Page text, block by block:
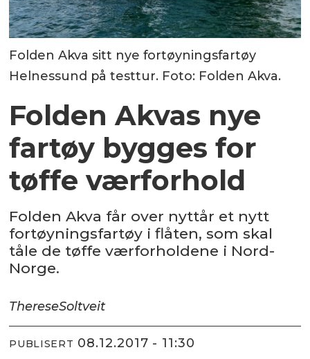
Folden Akva sitt nye fortøyningsfartøy
Helnessund på testtur. Foto: Folden Akva.
Folden Akvas nye
fartøy bygges for
tøffe værforhold
Folden Akva får over nyttår et nytt
fortøyningsfartøy i flåten, som skal
tåle de tøffe værforholdene i Nord-
Norge.
ThereseSoltveit
PUBLISERT 08.12.2017 - 11:30